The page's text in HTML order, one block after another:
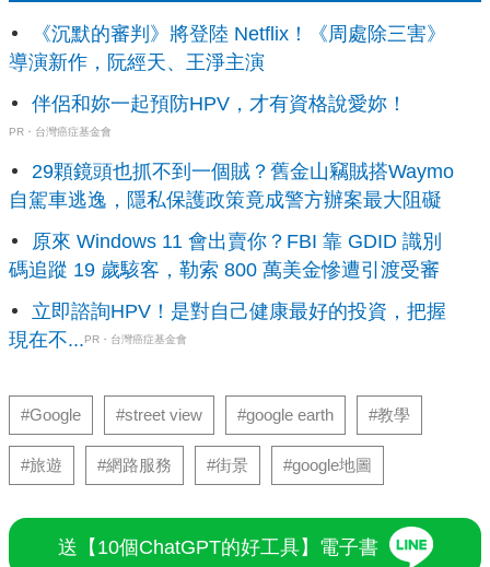
《沉默的審判》將登陸 Netflix！《周處除三害》
導演新作，阮經天、王淨主演
伴侶和妳一起預防HPV，才有資格說愛妳！
PR・台灣癌症基金會
29顆鏡頭也抓不到一個賊？舊金山竊賊搭Waymo
自駕車逃逸，隱私保護政策竟成警方辦案最大阻礙
原來 Windows 11 會出賣你？FBI 靠 GDID 識別
碼追蹤 19 歲駭客，勒索 800 萬美金慘遭引渡受審
立即諮詢HPV！是對自己健康最好的投資，把握
現在不...PR・台灣癌症基金會
#Google #street view #google earth #教學
#旅遊 #網路服務 #街景 #google地圖
送【10個ChatGPT的好工具】電子書